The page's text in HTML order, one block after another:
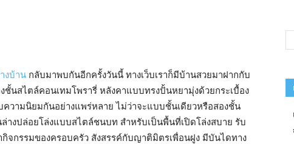
งบ้าน กลับมาพบกันอีกครั้งวันนี้ ทางเว็บเราก็มีบ้านสวยมาฝากกับ
นสไตล์คอนเทมโพรารี่ หลังคาแบบทรงปั้นหยามุ่งด้วยกระเบื้อง
วามนิยมกันอย่างแพร่หลาย ไม่ว่าจะแบบชั้นเดียวหรือสองชั้น
งปล่อยโล่งแบบสไตล์ชนบท สำหรับเป็นพื้นที่เปิดโล่งสบาย รับ
จกรรมของครอบครัว สังสรรค์กับญาติมิตรเพื่อนฝูง มีบันไดทาง